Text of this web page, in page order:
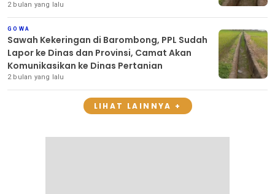
2 bulan yang lalu
GOWA
Sawah Kekeringan di Barombong, PPL Sudah
Lapor ke Dinas dan Provinsi, Camat Akan
Komunikasikan ke Dinas Pertanian
2 bulan yang lalu
LIHAT LAINNYA +